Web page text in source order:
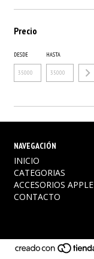
Precio
DESDE HASTA
NAVEGACIÓN
INICIO
CATEGORIAS
ACCESORIOS APPLE
CONTACTO